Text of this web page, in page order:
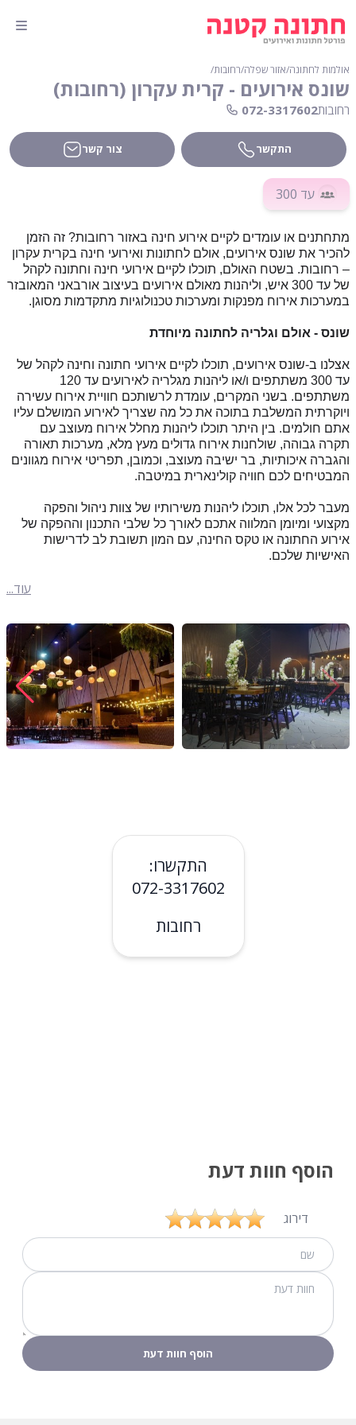
אולמות לחתונה∕אזור שפלה∕רחובות∕
שונס אירועים - קרית עקרון (רחובות)
רחובות072-3317602
התקשר צור קשר
עד 300
מתחתנים או עומדים לקיים אירוע חינה באזור רחובות? זה הזמן
להכיר את שונס אירועים, אולם לחתונות ואירועי חינה בקרית עקרון
– רחובות. בשטח האולם, תוכלו לקיים אירועי חינה וחתונה לקהל
של עד 300 איש, וליהנות מאולם אירועים בעיצוב אורבאני המאובזר
במערכות אירוח מפנקות ומערכות טכנולוגיות מתקדמות מסוגן.
שונס - אולם וגלריה לחתונה מיוחדת
אצלנו ב-שונס אירועים, תוכלו לקיים אירועי חתונה וחינה לקהל של
עד 300 משתתפים ו/או ליהנות מגלריה לאירועים עד 120
משתתפים. בשני המקרים, עומדת לרשותכם חוויית אירוח עשירה
ויוקרתית המשלבת בתוכה את כל מה שצריך לאירוע המושלם עליו
אתם חולמים. בין היתר תוכלו ליהנות מחלל אירוח מעוצב עם
תקרה גבוהה, שולחנות אירוח גדולים מעץ מלא, מערכות תאורה
והגברה איכותיות, בר ישיבה מעוצב, וכמובן, תפריטי אירוח מגוונים
המבטיחים לכם חוויה קולינארית במיטבה.
מעבר לכל אלו, תוכלו ליהנות משירותיו של צוות ניהול והפקה
מקצועי ומיומן המלווה אתכם לאורך כל שלבי התכנון וההפקה של
אירוע החתונה או טקס החינה, עם המון תשובת לב לדרישות
האישיות שלכם.
עוד...
התקשרו:
072-3317602
רחובות
הוסף חוות דעת
דירוג